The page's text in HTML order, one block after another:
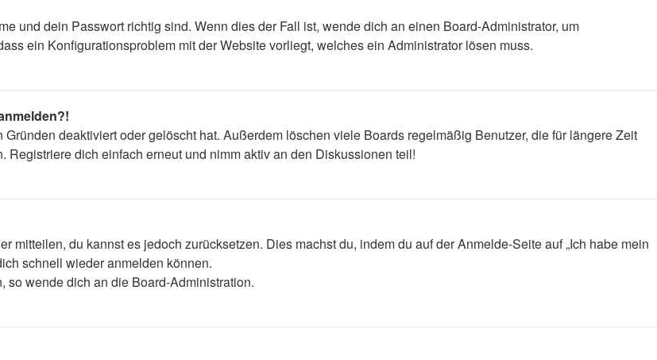
und dein Passwort richtig sind. Wenn dies der Fall ist, wende dich an einen Board-Administrator, um
ein Konfigurationsproblem mit der Website vorliegt, welches ein Administrator lösen muss.
deaktiviert oder gelöscht hat. Außerdem löschen viele Boards regelmäßig Benutzer, die für längere Zeit
dich einfach erneut und nimm aktiv an den Diskussionen teil!
du kannst es jedoch zurücksetzen. Dies machst du, indem du auf der Anmelde-Seite auf „Ich habe mein
schnell wieder anmelden können.
so wende dich an die Board-Administration.